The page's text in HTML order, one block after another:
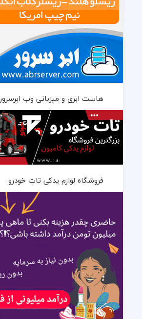
هاست ابری و میزبانی وب ابرسرور
فروشگاه لوازم یدکی تات خودرو